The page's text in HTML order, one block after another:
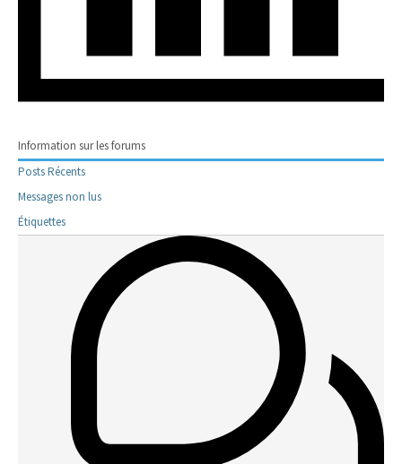
Information sur les forums
Posts Récents
Messages non lus
Étiquettes